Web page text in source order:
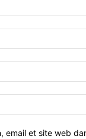
email et site web